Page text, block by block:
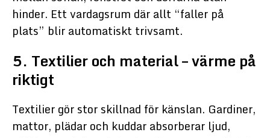
hinder. Ett vardagsrum där allt “faller på
plats” blir automatiskt trivsamt.
5. Textilier och material – värme på
riktigt
Textilier gör stor skillnad för känslan. Gardiner,
mattor, plädar och kuddar absorberar ljud,